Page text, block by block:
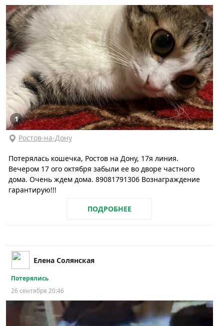
1
Ростов-на-Дону
Потерялась кошечка, Ростов на Дону, 17я линия.
Вечером 17 ого октября забыли ее во дворе частного
дома. Очень ждем дома. 89081791306 Вознаграждение
гарантирую!!!
ПОДРОБНЕЕ
Елена Солянская
Потерялись
26 сентября 20:46